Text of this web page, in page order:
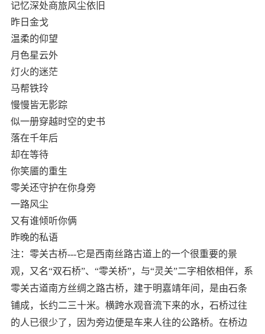
记忆深处商旅风尘依旧
昨日金戈
温柔的仰望
月色星云外
灯火的迷茫
马帮铁玲
慢慢皆无影踪
似一册穿越时空的史书
落在千年后
却在等待
你笑靥的重生
零关还守护在你身旁
一路风尘
又有谁倾听你俩
昨晚的私语
注：零关古桥---它是西南丝路古道上的一个很重要的景
观，又名“双石桥”、“零关桥”，与“灵关”二字相依相伴，系
零关古道南方丝绸之路古桥，建于明嘉靖年间，是由石条
铺成，长约二三十米。横跨水观音流下来的水，石桥过往
的人已很少了，因为旁边便是车来人往的公路桥。在桥边